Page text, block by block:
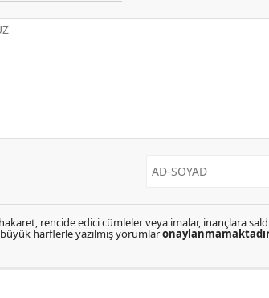
rencide edici cümleler veya imalar, inançlara
büyük harflerle yazılmış yorumlar